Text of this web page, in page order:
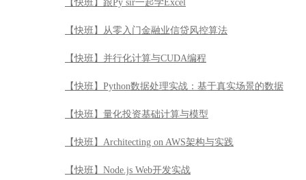
【快班】Architecting on AWS架构与实践
【快班】Node.js Web开发实战
【快班】漫步华尔街
【快班】目标检测模型YOLOV3原理及实战
【快班】Cloudera Hadoop管理认证实战
【快班】【强化学习系列】强化视觉导航技术导引
【快班】PostgreSQL初识与提高